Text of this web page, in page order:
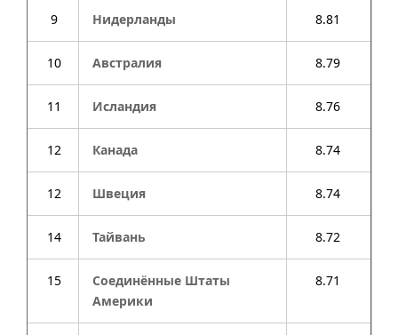
9 Нидерланды 8.81
10 Австралия 8.79
11 Исландия 8.76
12 Канада 8.74
12 Швеция 8.74
14 Тайвань 8.72
15
Соединённые Штаты
Америки
8.71